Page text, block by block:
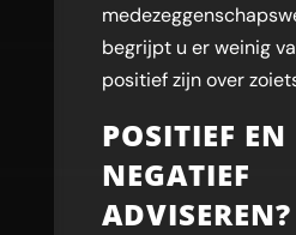
begrijpt u er weinig
positief zijn over
POSITIEF EN
NEGATIEF
ADVISEREN?